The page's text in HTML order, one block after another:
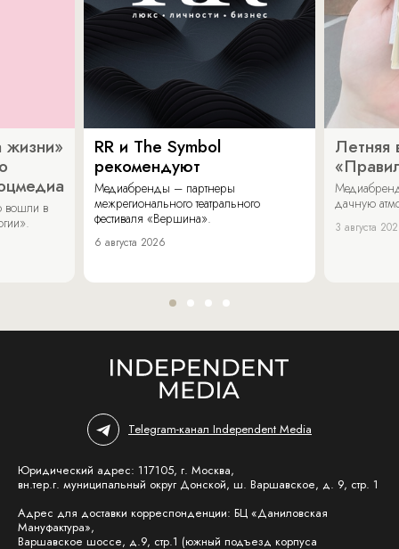
жизни»
вошли в
RR и The Symbol
рекомендуют
Медиабренды – партнеры
межрегионального театрального
фестиваля «Вершина».
6 августа 2026
Летняя
дачную
3 августа
Telegram-канал Independent Media
Юридический адрес: 117105, г. Москва,
вн.тер.г. муниципальный округ Донской, ш. Варшавское, д. 9, стр. 1
Адрес для доставки корреспонденции: БЦ «Даниловская
Мануфактура»,
Варшавское шоссе, д.9, стр.1 (южный подъезд корпуса